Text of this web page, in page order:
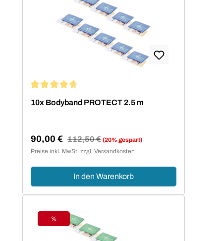
10x Bodyband PROTECT 2.5 m
Verkaufspreis:
90,00 € Regulärer Preis:
112,50 € (20% gespart)
Preise inkl. MwSt. zzgl. Versandkosten
In den Warenkorb
Rabatt
%